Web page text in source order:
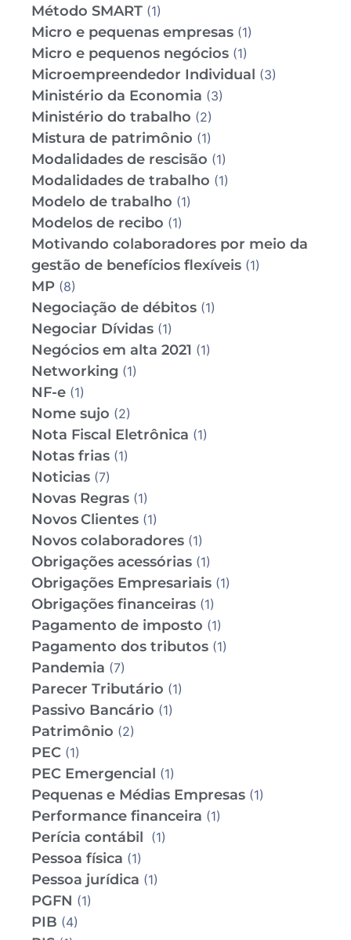
Método SMART (1)
Micro e pequenas empresas (1)
Micro e pequenos negócios (1)
Microempreendedor Individual (3)
Ministério da Economia (3)
Ministério do trabalho (2)
Mistura de patrimônio (1)
Modalidades de rescisão (1)
Modalidades de trabalho (1)
Modelo de trabalho (1)
Modelos de recibo (1)
Motivando colaboradores por meio da
gestão de benefícios flexíveis (1)
MP (8)
Negociação de débitos (1)
Negociar Dívidas (1)
Negócios em alta 2021 (1)
Networking (1)
NF-e (1)
Nome sujo (2)
Nota Fiscal Eletrônica (1)
Notas frias (1)
Noticias (7)
Novas Regras (1)
Novos Clientes (1)
Novos colaboradores (1)
Obrigações acessórias (1)
Obrigações Empresariais (1)
Obrigações financeiras (1)
Pagamento de imposto (1)
Pagamento dos tributos (1)
Pandemia (7)
Parecer Tributário (1)
Passivo Bancário (1)
Patrimônio (2)
PEC (1)
PEC Emergencial (1)
Pequenas e Médias Empresas (1)
Performance financeira (1)
Perícia contábil (1)
Pessoa física (1)
Pessoa jurídica (1)
PGFN (1)
PIB (4)